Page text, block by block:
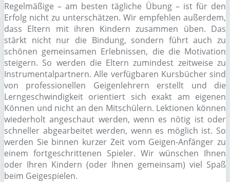
Regelmäßige – am besten tägliche Übung – ist für den
Erfolg nicht zu unterschätzen. Wir empfehlen außerdem,
dass Eltern mit ihren Kindern zusammen üben. Das
stärkt nicht nur die Bindung, sondern führt auch zu
schönen gemeinsamen Erlebnissen, die die Motivation
steigern. So werden die Eltern zumindest zeitweise zu
Instrumentalpartnern. Alle verfügbaren Kursbücher sind
von professionellen Geigenlehrern erstellt und die
Lerngeschwindigkeit orientiert sich exakt am eigenen
Können und nicht an den Mitschülern. Lektionen können
wiederholt angeschaut werden, wenn es nötig ist oder
schneller abgearbeitet werden, wenn es möglich ist. So
werden Sie binnen kurzer Zeit vom Geigen-Anfänger zu
einem fortgeschrittenen Spieler. Wir wünschen Ihnen
oder Ihren Kindern (oder Ihnen gemeinsam) viel Spaß
beim Geigespielen.